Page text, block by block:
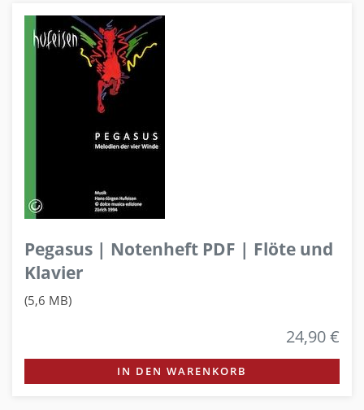
Pegasus | Notenheft PDF | Flöte und
Klavier
(5,6 MB)
24,90 €
IN DEN WARENKORB